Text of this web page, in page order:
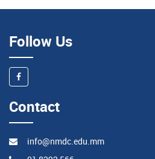
Follow Us
Contact
info@nmdc.edu.mm